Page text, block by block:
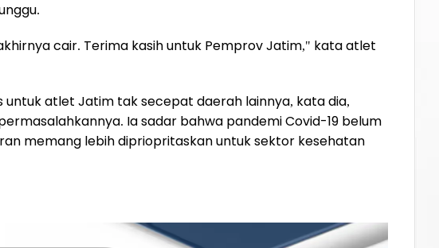
cair. Terima kasih untuk Pemprov Jatim," kata atlet
untuk atlet Jatim tak secepat daerah lainnya, kata dia,
Ia sadar bahwa pandemi Covid-19 belum
memang lebih dipriopritaskan untuk sektor kesehatan